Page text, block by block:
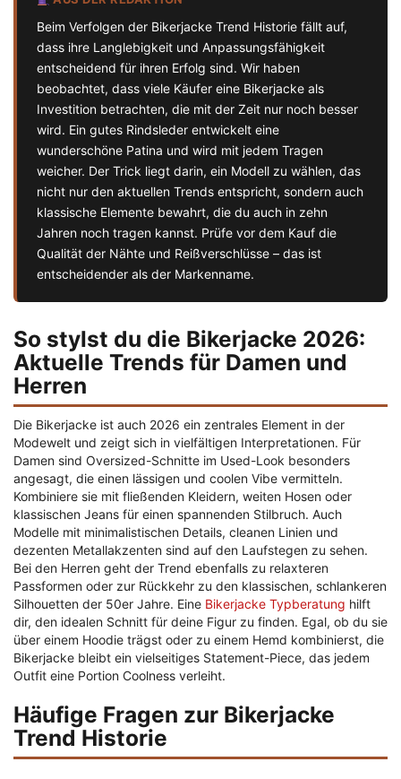
Beim Verfolgen der Bikerjacke Trend Historie fällt auf,
dass ihre Langlebigkeit und Anpassungsfähigkeit
entscheidend für ihren Erfolg sind. Wir haben
beobachtet, dass viele Käufer eine Bikerjacke als
Investition betrachten, die mit der Zeit nur noch besser
wird. Ein gutes Rindsleder entwickelt eine
wunderschöne Patina und wird mit jedem Tragen
weicher. Der Trick liegt darin, ein Modell zu wählen, das
nicht nur den aktuellen Trends entspricht, sondern auch
klassische Elemente bewahrt, die du auch in zehn
Jahren noch tragen kannst. Prüfe vor dem Kauf die
Qualität der Nähte und Reißverschlüsse – das ist
entscheidender als der Markenname.
So stylst du die Bikerjacke 2026:
Aktuelle Trends für Damen und
Herren
Die Bikerjacke ist auch 2026 ein zentrales Element in der
Modewelt und zeigt sich in vielfältigen Interpretationen. Für
Damen sind Oversized-Schnitte im Used-Look besonders
angesagt, die einen lässigen und coolen Vibe vermitteln.
Kombiniere sie mit fließenden Kleidern, weiten Hosen oder
klassischen Jeans für einen spannenden Stilbruch. Auch
Modelle mit minimalistischen Details, cleanen Linien und
dezenten Metallakzenten sind auf den Laufstegen zu sehen.
Bei den Herren geht der Trend ebenfalls zu relaxteren
Passformen oder zur Rückkehr zu den klassischen, schlankeren
Silhouetten der 50er Jahre. Eine Bikerjacke Typberatung hilft
dir, den idealen Schnitt für deine Figur zu finden. Egal, ob du sie
über einem Hoodie trägst oder zu einem Hemd kombinierst, die
Bikerjacke bleibt ein vielseitiges Statement-Piece, das jedem
Outfit eine Portion Coolness verleiht.
Häufige Fragen zur Bikerjacke
Trend Historie